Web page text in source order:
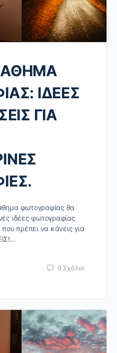
ΙΔΕΕΣ
ΓΙΑ
φωτογραφίας θα
ιδέες φωτογραφίας
πρέπει να κάνεις για
0 Σχόλια